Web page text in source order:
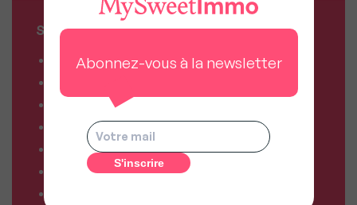
SERVICES MY SWEET'IMMO
Combien vaut mon bien ?
Comparateur de forfaits mobile
Comparateur de forfaits box Internet
Comparateur d’offres déménagement
Résiliez vos abonnements facilement
Abonnez-vous à la newsletter